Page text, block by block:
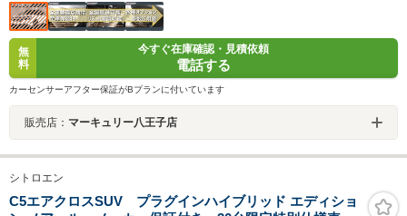
無
料
今すぐ在庫確認・見積依頼
電話する
カーセンサーアフター保証がBプランに付いています
販売店： マーキュリー八王子店
シトロエン
C5エアクロスSUV プラグインハイブリッド エディショ